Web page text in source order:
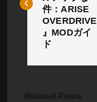
ビ
ョ
件：ARISE
OVERDRIVE
』MODガイ
ド
Related Posts